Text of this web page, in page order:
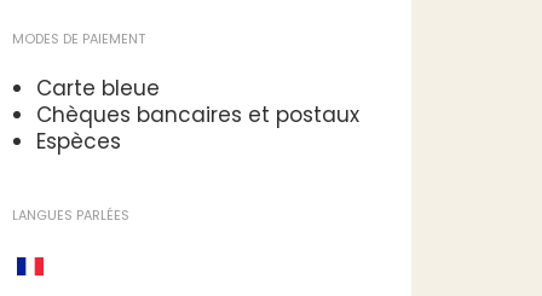
MODES DE PAIEMENT
Carte bleue
Chèques bancaires et postaux
Espèces
LANGUES PARLÉES